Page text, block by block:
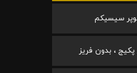
سیسیکم
، بدون فریز